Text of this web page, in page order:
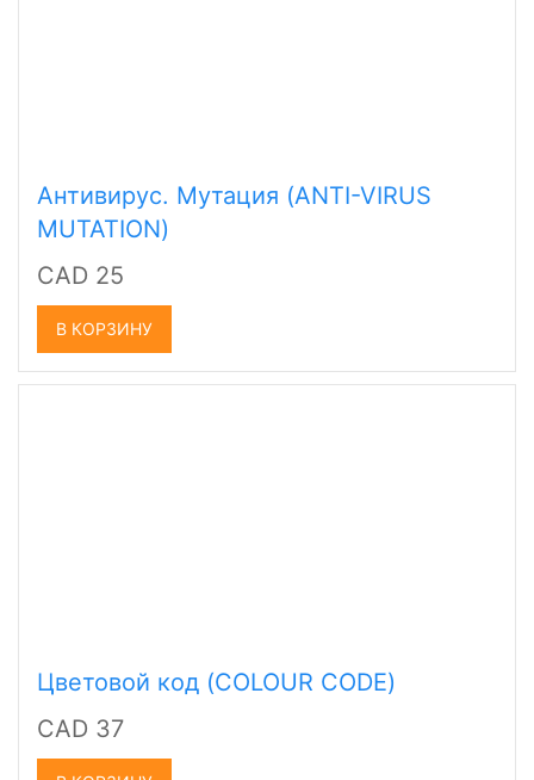
Антивирус. Мутация (ANTI-VIRUS
MUTATION)
CAD 25
В КОРЗИНУ
Цветовой код (COLOUR CODE)
CAD 37